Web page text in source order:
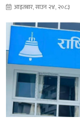
आइतबार, साउन २४, २०८३